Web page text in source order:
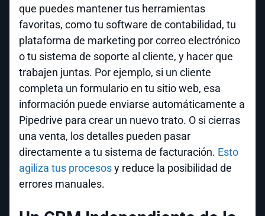
que puedes mantener tus herramientas
favoritas, como tu software de contabilidad, tu
plataforma de marketing por correo electrónico
o tu sistema de soporte al cliente, y hacer que
trabajen juntas. Por ejemplo, si un cliente
completa un formulario en tu sitio web, esa
información puede enviarse automáticamente a
Pipedrive para crear un nuevo trato. O si cierras
una venta, los detalles pueden pasar
directamente a tu sistema de facturación. Esto
agiliza tus procesosy reduce la posibilidad de
errores manuales.